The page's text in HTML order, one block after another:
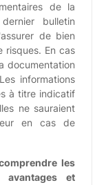
de la
bulletin
de bien
risques. En cas
documentation
informations
à titre indicatif
ne sauraient
en cas de
les
avantages et